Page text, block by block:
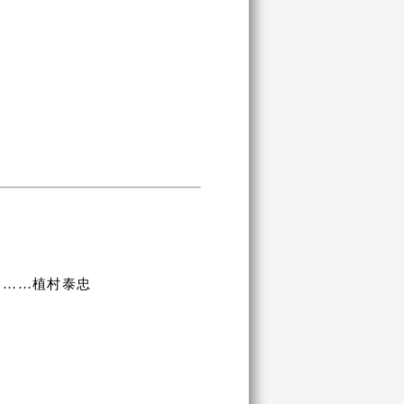
植村泰忠